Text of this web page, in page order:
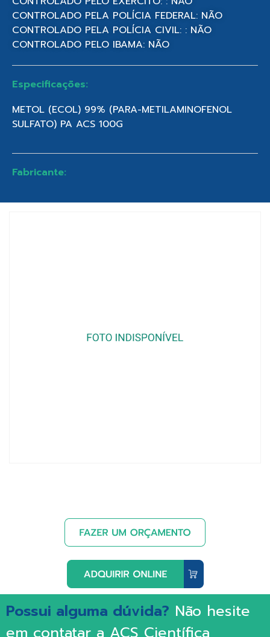
CONTROLADO PELA POLÍCIA FEDERAL: NÃO
CONTROLADO PELA POLÍCIA CIVIL: : NÃO
CONTROLADO PELO IBAMA: NÃO
Especificações:
METOL (ECOL) 99% (PARA-METILAMINOFENOL
SULFATO) PA ACS 100G
Fabricante:
Possui alguma dúvida? Não hesite
em contatar a ACS Científica